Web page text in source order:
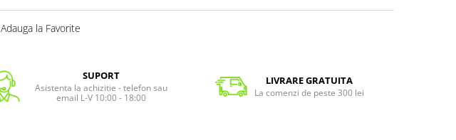
Adauga la Favorite
SUPORT
Asistenta la achizitie - telefon sau
email L-V 10:00 - 18:00
LIVRARE GRATUITA
La comenzi de peste 300 lei